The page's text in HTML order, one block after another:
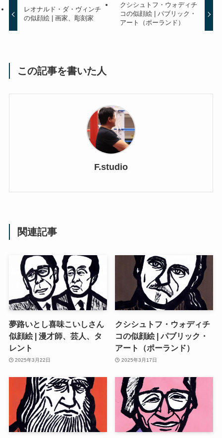
レオナルド・ダ・ヴィンチ
の似顔絵 | 画家、彫刻家
クシシュトフ・ウォディチ
コの似顔絵 | パブリック・
アート（ポーランド）
この記事を書いた人
F.studio
関連記事
夢路いとし喜味こいしさん
似顔絵 | 漫才師、芸人、タ
レント
2025年3月22日
クシシュトフ・ウォディチ
コの似顔絵 | パブリック・
アート（ポーランド）
2025年3月17日